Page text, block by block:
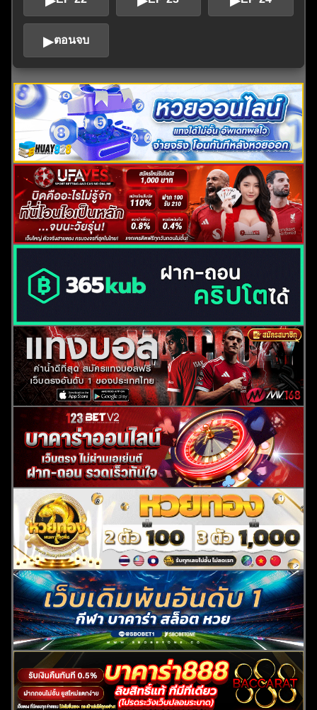
ค้นหา
สำหรับ:
▶ตอนจบ